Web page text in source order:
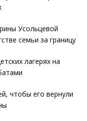
Усольцевой
семьи за границу
лагерях на
чтобы его вернули